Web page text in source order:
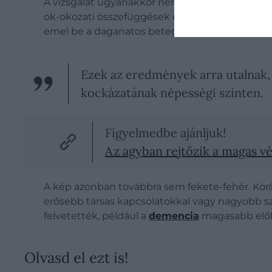
ok-okozati összefüggések értelmezését, és
emel be a daganatos betegségek kockázati
Ezek az eredmények arra
kockázatának népességi szinten.
Figyelmedbe ajánljuk!
Az agyban rejtőzik a magas
A kép azonban továbbra sem fekete-fehér.
erősebb társas kapcsolatokkal vagy nagyobb
felvetették, például a demencia magasabb
Olvasd el ezt is!